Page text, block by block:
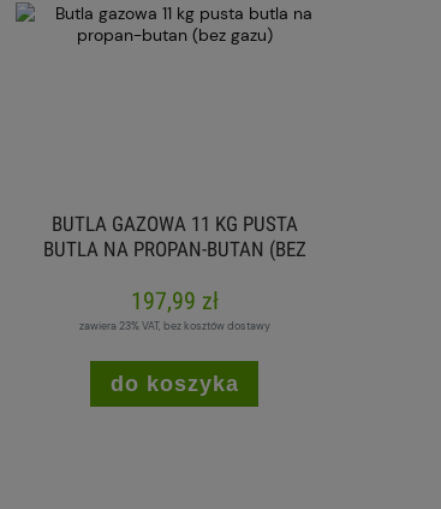
BUTLA GAZOWA 11 KG PUSTA
BUTLA NA PROPAN-BUTAN (BEZ
197,99 zł
zawiera 23% VAT, bez kosztów dostawy
do koszyka